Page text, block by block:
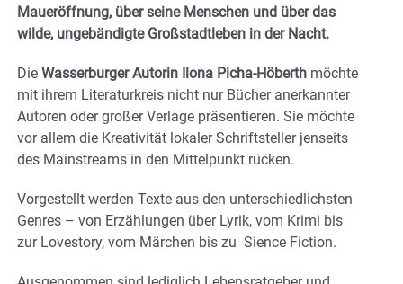
Maueröffnung, über seine Menschen und über das
wilde, ungebändigte Großstadtleben in der Nacht.
Die Wasserburger Autorin Ilona Picha-Höberth möchte
mit ihrem Literaturkreis nicht nur Bücher anerkannter
Autoren oder großer Verlage präsentieren. Sie möchte
vor allem die Kreativität lokaler Schriftsteller jenseits
des Mainstreams in den Mittelpunkt rücken.
Vorgestellt werden Texte aus den unterschiedlichsten
Genres – von Erzählungen über Lyrik, vom Krimi bis
zur Lovestory, vom Märchen bis zu Sience Fiction.